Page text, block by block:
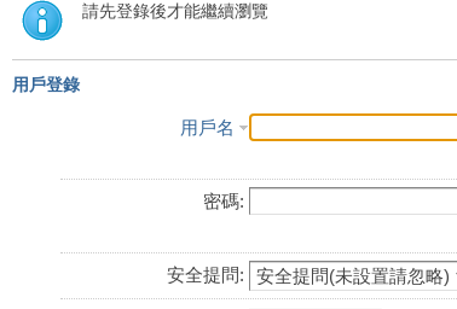
請先登錄後才能繼續瀏覽
用戶登錄
用戶名
密碼:
安全提問: